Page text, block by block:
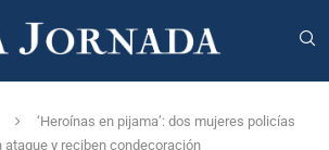
‘Heroínas en pijama’: dos mujeres policías
ataque y reciben condecoración